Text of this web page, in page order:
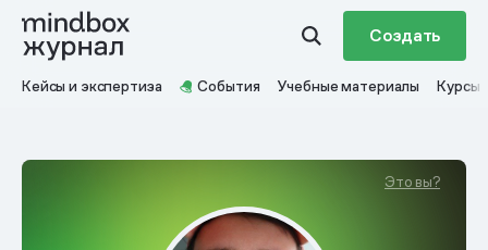
Создать
Кейсы и экспертиза События Учебные материалы Курсы
Это вы?